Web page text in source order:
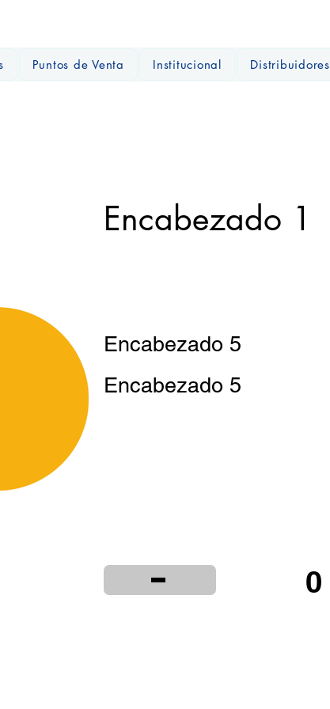
Puntos de Venta Institucional Distribuidores
Encabezado 1
Encabezado 5
Encabezado 5
- 0